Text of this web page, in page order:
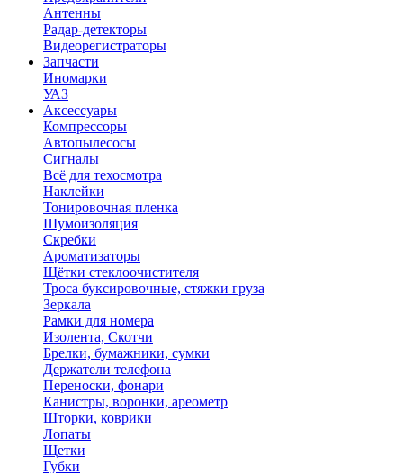
Антенны
Радар-детекторы
Видеорегистраторы
Запчасти
Иномарки
УАЗ
Аксесcуары
Компрессоры
Автопылесосы
Сигналы
Всё для техосмотра
Наклейки
Тонировочная пленка
Шумоизоляция
Скребки
Ароматизаторы
Щётки стеклоочистителя
Троса буксировочные, стяжки груза
Зеркала
Рамки для номера
Изолента, Скотчи
Брелки, бумажники, сумки
Держатели телефона
Переноски, фонари
Канистры, воронки, ареометр
Шторки, коврики
Лопаты
Щетки
Губки